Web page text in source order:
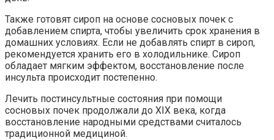
Также готовят сироп на основе сосновых почек с
добавлением спирта, чтобы увеличить срок хранения в
домашних условиях. Если не добавлять спирт в сироп,
рекомендуется хранить его в холодильнике. Сироп
обладает мягким эффектом, восстановление после
инсульта происходит постепенно.
Лечить постинсультные состояния при помощи
сосновых почек продолжали до XIX века, когда
восстановление народными средствами считалось
традиционной медициной.